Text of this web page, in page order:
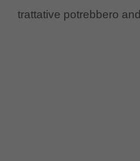
trattative potrebbero